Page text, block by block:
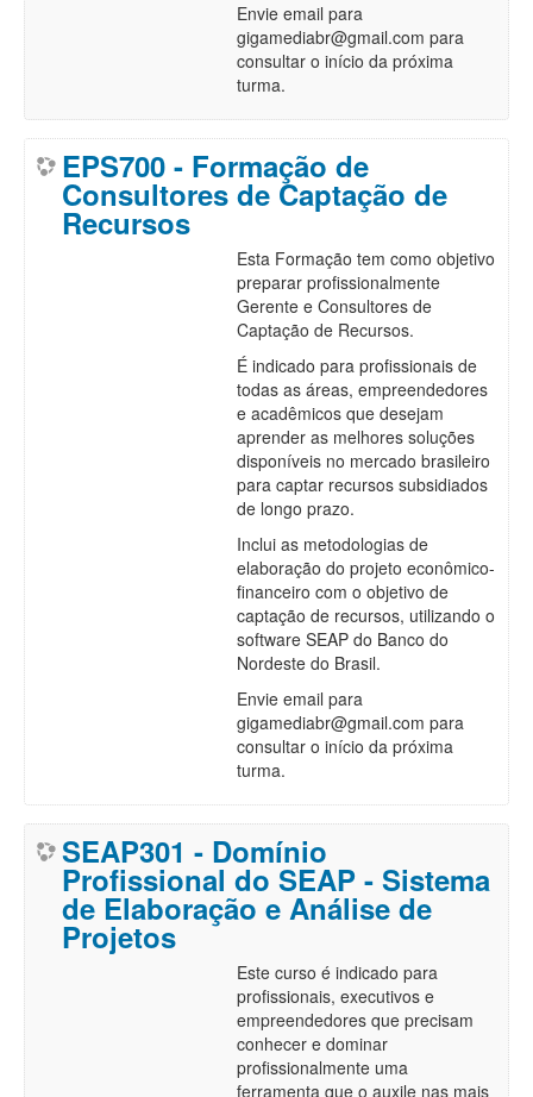
Envie email para
gigamediabr@gmail.com para
consultar o início da próxima
turma.
EPS700 - Formação de
Consultores de Captação de
Recursos
Esta Formação tem como objetivo
preparar profissionalmente
Gerente e Consultores de
Captação de Recursos.
É indicado para profissionais de
todas as áreas, empreendedores
e acadêmicos que desejam
aprender as melhores soluções
disponíveis no mercado brasileiro
para captar recursos subsidiados
de longo prazo.
Inclui as metodologias de
elaboração do projeto econômico-
financeiro com o objetivo de
captação de recursos, utilizando o
software SEAP do Banco do
Nordeste do Brasil.
Envie email para
gigamediabr@gmail.com para
consultar o início da próxima
turma.
SEAP301 - Domínio
Profissional do SEAP - Sistema
de Elaboração e Análise de
Projetos
Este curso é indicado para
profissionais, executivos e
empreendedores que precisam
conhecer e dominar
profissionalmente uma
ferramenta que o auxile nas mais